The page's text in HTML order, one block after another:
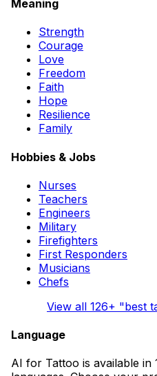
Meaning
Strength
Courage
Love
Freedom
Faith
Hope
Resilience
Family
Hobbies & Jobs
Nurses
Teachers
Engineers
Military
Firefighters
First Responders
Musicians
Chefs
View all 126+ "best
Language
AI for Tattoo is available in